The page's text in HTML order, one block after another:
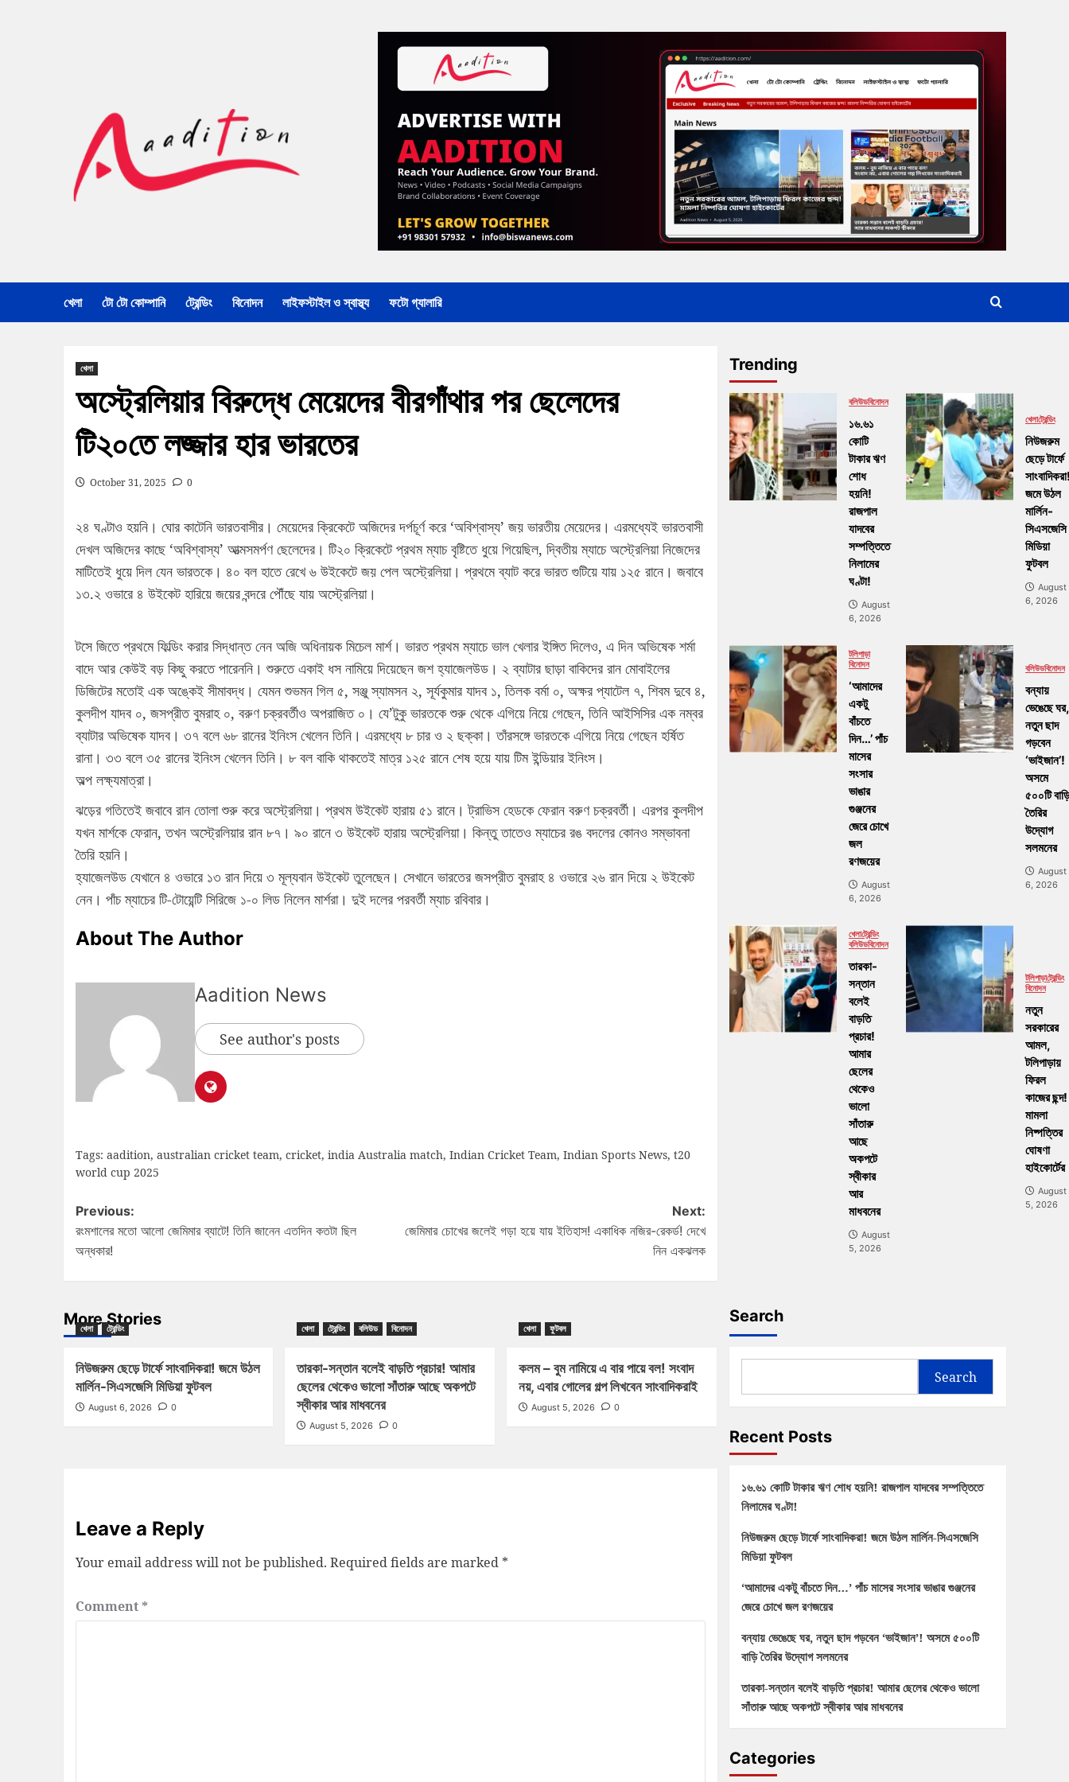
খেলা টো টো কোম্পানি ট্রেন্ডিং বিনোদন লাইফস্টাইল ও স্বাস্থ্য ফটো গ্যালারি
খেলা
অস্ট্রেলিয়ার বিরুদ্ধে মেয়েদের বীরগাঁথার পর ছেলেদের
টি২০তে লজ্জার হার ভারতের
October 31, 2025 0
২৪ ঘণ্টাও হয়নি। ঘোর কাটেনি ভারতবাসীর। মেয়েদের ক্রিকেটে অজিদের দর্পচূর্ণ করে ‘অবিশ্বাস্য’ জয় ভারতীয় মেয়েদের। এরমধ্যেই ভারতবাসী
দেখল অজিদের কাছে ‘অবিশ্বাস্য’ আত্মসমর্পণ ছেলেদের। টি২০ ক্রিকেটে প্রথম ম্যাচ বৃষ্টিতে ধুয়ে গিয়েছিল, দ্বিতীয় ম্যাচে অস্ট্রেলিয়া নিজেদের
মাটিতেই ধুয়ে দিল যেন ভারতকে। ৪০ বল হাতে রেখে ৬ উইকেটে জয় পেল অস্ট্রেলিয়া। প্রথমে ব্যাট করে ভারত গুটিয়ে যায় ১২৫ রানে। জবাবে
১৩.২ ওভারে ৪ উইকেট হারিয়ে জয়ের বন্দরে পৌঁছে যায় অস্ট্রেলিয়া।
টসে জিতে প্রথমে ফিল্ডিং করার সিদ্ধান্ত নেন অজি অধিনায়ক মিচেল মার্শ। ভারত প্রথম ম্যাচে ভাল খেলার ইঙ্গিত দিলেও, এ দিন অভিষেক শর্মা
বাদে আর কেউই বড় কিছু করতে পারেননি। শুরুতে একাই ধস নামিয়ে দিয়েছেন জশ হ্যাজেলউড। ২ ব্যাটার ছাড়া বাকিদের রান মোবাইলের
ডিজিটের মতোই এক অঙ্কেই সীমাবদ্ধ। যেমন শুভমন গিল ৫, সঞ্জু স্যামসন ২, সূর্যকুমার যাদব ১, তিলক বর্মা ০, অক্ষর প্যাটেল ৭, শিবম দুবে ৪,
কুলদীপ যাদব ০, জসপ্রীত বুমরাহ ০, বরুণ চক্রবর্তীও অপরাজিত ০। যে’টুকু ভারতকে শুরু থেকে এগিয়ে নিয়ে গেছেন, তিনি আইসিসির এক নম্বর
ব্যাটার অভিষেক যাদব। ৩৭ বলে ৬৮ রানের ইনিংস খেলেন তিনি। এরমধ্যে ৮ চার ও ২ ছক্কা। তাঁরসঙ্গে ভারতকে এগিয়ে নিয়ে গেছেন হর্ষিত
রানা। ৩৩ বলে ৩৫ রানের ইনিংস খেলেন তিনি। ৮ বল বাকি থাকতেই মাত্র ১২৫ রানে শেষ হয়ে যায় টিম ইন্ডিয়ার ইনিংস।
অল্প লক্ষ্যমাত্রা।
ঝড়ের গতিতেই জবাবে রান তোলা শুরু করে অস্ট্রেলিয়া। প্রথম উইকেট হারায় ৫১ রানে। ট্রাভিস হেডকে ফেরান বরুণ চক্রবর্তী। এরপর কুলদীপ
যখন মার্শকে ফেরান, তখন অস্ট্রেলিয়ার রান ৮৭। ৯০ রানে ৩ উইকেট হারায় অস্ট্রেলিয়া। কিন্তু তাতেও ম্যাচের রঙ বদলের কোনও সম্ভাবনা
তৈরি হয়নি।
হ্যাজেলউড যেখানে ৪ ওভারে ১৩ রান দিয়ে ৩ মূল্যবান উইকেট তুলেছেন। সেখানে ভারতের জসপ্রীত বুমরাহ ৪ ওভারে ২৬ রান দিয়ে ২ উইকেট
নেন। পাঁচ ম্যাচের টি-টোয়েন্টি সিরিজে ১-০ লিড নিলেন মার্শরা। দুই দলের পরবর্তী ম্যাচ রবিবার।
About The Author
Aadition News
See author's posts
Tags: aadition, australian cricket team, cricket, india Australia match, Indian Cricket Team, Indian Sports News, t20
world cup 2025
Previous:
রংমশালের মতো আলো জেমিমার ব্যাটে! তিনি জানেন এতদিন কতটা ছিল
অন্ধকার!
Next:
জেমিমার চোখের জলেই গড়া হয়ে যায় ইতিহাস! একাধিক নজির-রেকর্ড! দেখে
নিন একঝলক
More Stories
খেলা ট্রেন্ডিং
নিউজরুম ছেড়ে টার্ফে সাংবাদিকরা! জমে উঠল
মার্লিন-সিএসজেসি মিডিয়া ফুটবল
August 6, 2026 0
খেলা ট্রেন্ডিং বলিউড বিনোদন
তারকা-সন্তান বলেই বাড়তি প্রচার! আমার
ছেলের থেকেও ভালো সাঁতারু আছে অকপটে
স্বীকার আর মাধবনের
August 5, 2026 0
খেলা ফুটবল
কলম – বুম নামিয়ে এ বার পায়ে বল! সংবাদ
নয়, এবার গোলের গল্প লিখবেন সাংবাদিকরাই
August 5, 2026 0
Leave a Reply
Your email address will not be published. Required fields are marked *
Comment *
Trending
বলিউডবিনোদন
১৬.৬১
কোটি
টাকার ঋণ
শোধ
হয়নি!
রাজপাল
যাদবের
সম্পত্তিতে
নিলামের
ঘণ্টা!
August
6, 2026
খেলাট্রেন্ডিং
নিউজরুম
ছেড়ে টার্ফে
জমে উঠল
মার্লিন-
সিএসজেসি
মিডিয়া
ফুটবল
August
6, 2026
টলিপাড়া
বিনোদন
‘আমাদের
একটু
বাঁচতে
দিন…’ পাঁচ
মাসের
সংসার
ভাঙার
গুঞ্জনের
জেরে চোখে
জল
রণজয়ের
August
6, 2026
বলিউডবিনোদন
বন্যায়
ভেঙেছে ঘর,
নতুন ছাদ
গড়বেন
‘ভাইজান’!
অসমে
৫০০টি বাড়ি
তৈরির
উদ্যোগ
সলমনের
August
6, 2026
খেলাট্রেন্ডিং
বলিউডবিনোদন
তারকা-
সন্তান
বলেই
বাড়তি
প্রচার!
আমার
ছেলের
থেকেও
ভালো
সাঁতারু
আছে
অকপটে
স্বীকার
আর
মাধবনের
August
5, 2026
টলিপাড়াট্রেন্ডিং
বিনোদন
নতুন
সরকারের
আমল,
টলিপাড়ায়
ফিরল
কাজের ছন্দ!
মামলা
নিষ্পত্তির
ঘোষণা
হাইকোর্টের
August
5, 2026
Search
Search
Recent Posts
১৬.৬১ কোটি টাকার ঋণ শোধ হয়নি! রাজপাল যাদবের সম্পত্তিতে
নিলামের ঘণ্টা!
নিউজরুম ছেড়ে টার্ফে সাংবাদিকরা! জমে উঠল মার্লিন-সিএসজেসি
মিডিয়া ফুটবল
‘আমাদের একটু বাঁচতে দিন…’ পাঁচ মাসের সংসার ভাঙার গুঞ্জনের
জেরে চোখে জল রণজয়ের
বন্যায় ভেঙেছে ঘর, নতুন ছাদ গড়বেন ‘ভাইজান’! অসমে ৫০০টি
বাড়ি তৈরির উদ্যোগ সলমনের
তারকা-সন্তান বলেই বাড়তি প্রচার! আমার ছেলের থেকেও ভালো
সাঁতারু আছে অকপটে স্বীকার আর মাধবনের
Categories